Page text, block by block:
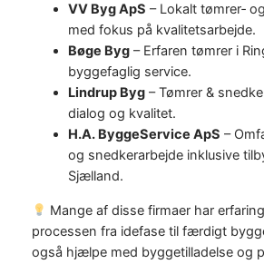
VV Byg ApS – Lokalt tømrer‑
med fokus på kvalitetsarbejde.
Bøge Byg– Erfaren tømrer i
byggefaglig service.
Lindrup Byg– Tømrer &
dialog og kvalitet.
H.A. ByggeService ApS –
og snedkerarbejde inklusive
Sjælland.
Mange af disse firmaer har
processen fra idefase til færdigt
også hjælpe med byggetilladelse og